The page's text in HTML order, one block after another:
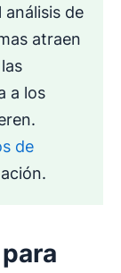
de
atraen
a los
de